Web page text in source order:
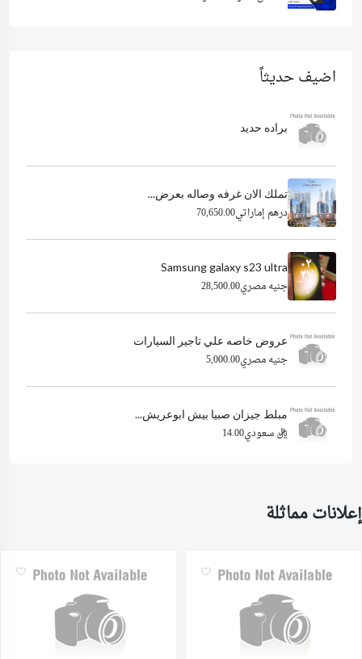
اضيف حديثاً
براده حديد
تملك الان غرفه وصاله بعرض...
درهم إماراتي70,650.00
Samsung galaxy s23 ultra
جنيه مصري28,500.00
عروض خاصه علي تاجير السيارات
جنيه مصري5,000.00
مبلط جيزان صبيا بيش ابوعريش...
ريال سعودي14.00
إعلانات مماثلة